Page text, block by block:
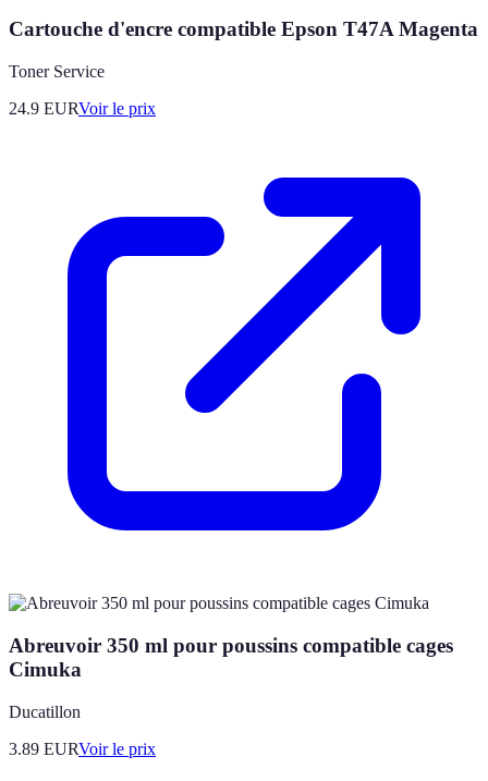
Cartouche d'encre compatible Epson T47A Magenta
Toner Service
24.9 EURVoir le prix
Abreuvoir 350 ml pour poussins compatible cages
Cimuka
Ducatillon
3.89 EURVoir le prix